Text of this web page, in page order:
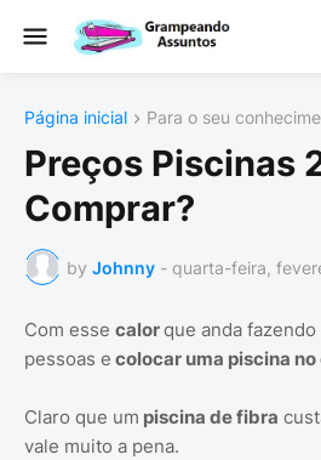
Página inicial Para o seu
Preços Piscinas
Comprar?
by Johnny - quarta-feira,
Com esse calorque anda
pessoas e colocar uma piscina
Claro que um piscina de fibra
vale muito a pena.